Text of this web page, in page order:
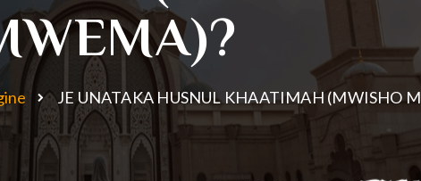
JE UNATAKA HUSNUL KHAATIMAH (MWISHO